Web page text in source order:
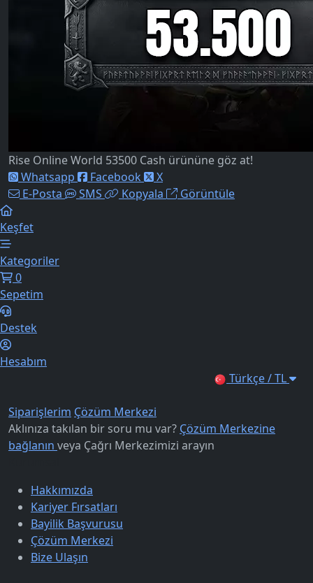
Rise Online World 53500 Cash ürününe göz at!
Whatsapp
Facebook
X
E-Posta
SMS Kopyala Görüntüle
Keşfet
Kategoriler
0
Sepetim
Destek
Hesabım
Türkçe / TL
Siparişlerim Çözüm Merkezi
Aklınıza takılan bir soru mu var? Çözüm Merkezine
bağlanın veya Çağrı Merkezimizi arayın
Hakkımızda
Kariyer Fırsatları
Bayilik Başvurusu
Çözüm Merkezi
Bize Ulaşın